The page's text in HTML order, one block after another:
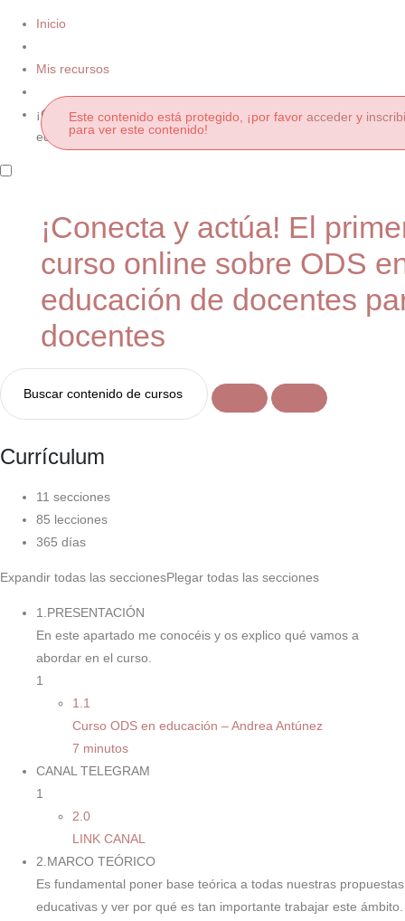
Inicio
Mis recursos
¡Conecta y actúa! El primer curso online sobre ODS en
educación de docentes para docentes
¡Conecta y actúa! El
curso online sobre ODS
educación de docentes
docentes
Currículum
11 secciones
85 lecciones
365 días
Expandir todas las seccionesPlegar todas las secciones
1.PRESENTACIÓN
En este apartado me conocéis y os explico qué vamos a
abordar en el curso.
1
1.1
Curso ODS en educación – Andrea Antúnez
7 minutos
CANAL TELEGRAM
1
2.0
LINK CANAL
2.MARCO TEÓRICO
Es fundamental poner base teórica a todas nuestras propuestas
educativas y ver por qué es tan importante trabajar este ámbito.
Este contenido está protegido, ¡por favor accedery
para ver este contenido!